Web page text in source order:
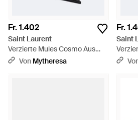
Fr. 1.402
Saint Laurent
Verzierte Mules Cosmo Aus
Satin - Schwarz
Von Mytheresa
Fr.
Saint
Crepe